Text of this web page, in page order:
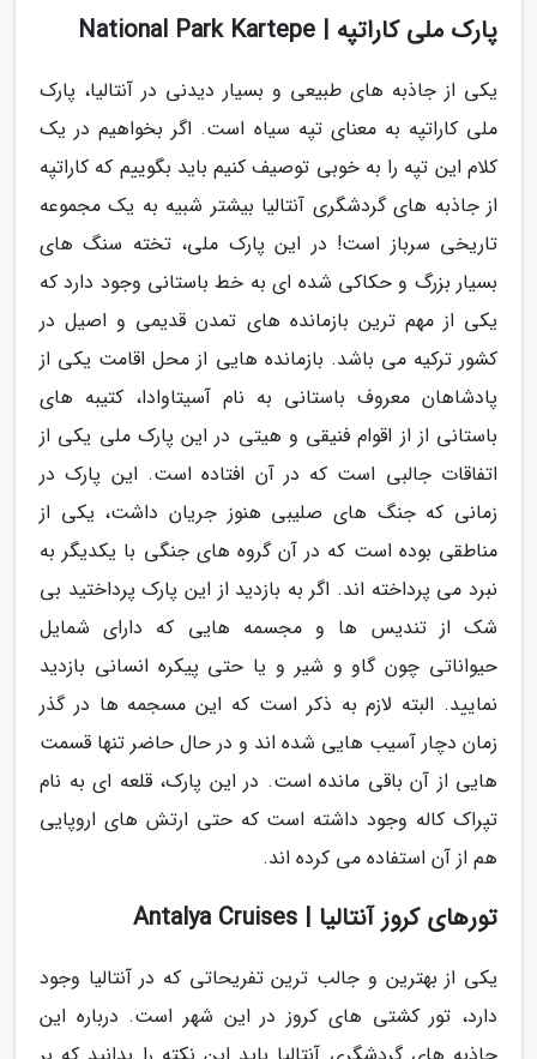
پارک ملی کاراتپه | National Park Kartepe
یکی از جاذبه های طبیعی و بسیار دیدنی در آنتالیا، پارک
ملی کاراتپه به معنای تپه سیاه است. اگر بخواهیم در یک
کلام این تپه را به خوبی توصیف کنیم باید بگوییم که کاراتپه
از جاذبه های گردشگری آنتالیا بیشتر شبیه به یک مجموعه
تاریخی سرباز است! در این پارک ملی، تخته سنگ های
بسیار بزرگ و حکاکی شده ای به خط باستانی وجود دارد که
یکی از مهم ترین بازمانده های تمدن قدیمی و اصیل در
کشور ترکیه می باشد. بازمانده هایی از محل اقامت یکی از
پادشاهان معروف باستانی به نام آسیتاوادا، کتیبه های
باستانی از از اقوام فنیقی و هیتی در این پارک ملی یکی از
اتفاقات جالبی است که در آن افتاده است. این پارک در
زمانی که جنگ های صلیبی هنوز جریان داشت، یکی از
مناطقی بوده است که در آن گروه های جنگی با یکدیگر به
نبرد می پرداخته اند. اگر به بازدید از این پارک پرداختید بی
شک از تندیس ها و مجسمه هایی که دارای شمایل
حیواناتی چون گاو و شیر و یا حتی پیکره انسانی بازدید
نمایید. البته لازم به ذکر است که این مسجمه ها در گذر
زمان دچار آسیب هایی شده اند و در حال حاضر تنها قسمت
هایی از آن باقی مانده است. در این پارک، قلعه ای به نام
تپراک کاله وجود داشته است که حتی ارتش های اروپایی
هم از آن استفاده می کرده اند.
تورهای کروز آنتالیا | Antalya Cruises
یکی از بهترین و جالب ترین تفریحاتی که در آنتالیا وجود
دارد، تور کشتی های کروز در این شهر است. درباره این